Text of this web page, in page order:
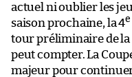
actuel ni oublier les
saison prochaine, la 4e
tour préliminaire de la
peut compter. La
majeur pour continuer